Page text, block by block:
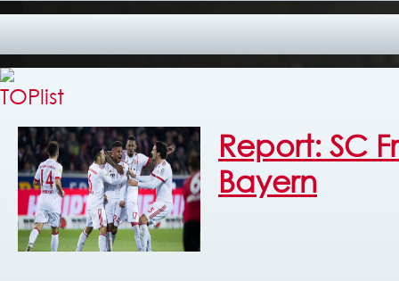
Report: SC
Bayern